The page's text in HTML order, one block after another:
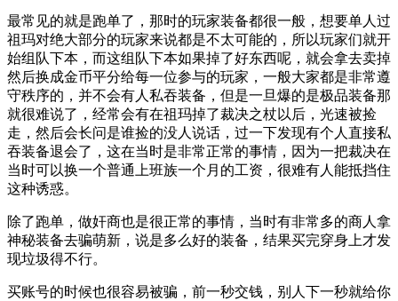
最常见的就是跑单了，那时的玩家装备都很一般，想要单人过
祖玛对绝大部分的玩家来说都是不太可能的，所以玩家们就开
始组队下本，而这组队下本如果掉了好东西呢，就会拿去卖掉
然后换成金币平分给每一位参与的玩家，一般大家都是非常遵
守秩序的，并不会有人私吞装备，但是一旦爆的是极品装备那
就很难说了，经常会有在祖玛掉了裁决之杖以后，光速被捡
走，然后会长问是谁捡的没人说话，过一下发现有个人直接私
吞装备退会了，这在当时是非常正常的事情，因为一把裁决在
当时可以换一个普通上班族一个月的工资，很难有人能抵挡住
这种诱惑。
除了跑单，做奸商也是很正常的事情，当时有非常多的商人拿
神秘装备去骗萌新，说是多么好的装备，结果买完穿身上才发
现垃圾得不行。
买账号的时候也很容易被骗，前一秒交钱，别人下一秒就给你